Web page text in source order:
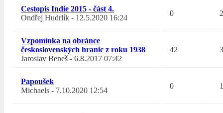
Cestopis Indie 2015 - část 4.
Ondřej Hudrlík - 12.5.2020 16:24
0
Vzpomínka na obránce
československých hranic z roku 1938
Jaroslav Beneš - 6.8.2017 07:42
42
Papoušek
Michaels - 7.10.2020 12:54
0